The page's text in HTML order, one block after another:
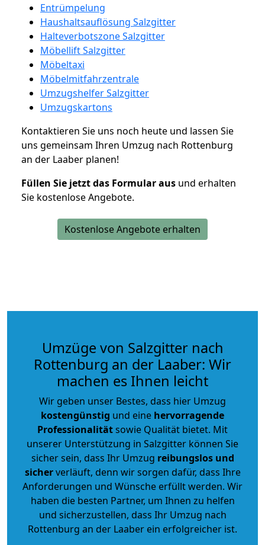
Entrümpelung
Haushaltsauflösung Salzgitter
Halteverbotszone Salzgitter
Möbellift Salzgitter
Möbeltaxi
Möbelmitfahrzentrale
Umzugshelfer Salzgitter
Umzugskartons
Kontaktieren Sie uns noch heute und lassen Sie
uns gemeinsam Ihren Umzug nach Rottenburg
an der Laaber planen!
Füllen Sie jetzt das Formular aus und erhalten
Sie kostenlose Angebote.
Kostenlose Angebote erhalten
Umzüge von Salzgitter nach
Rottenburg an der Laaber: Wir
machen es Ihnen leicht
Wir geben unser Bestes, dass hier Umzug
kostengünstig und eine hervorragende
Professionalitätsowie Qualität bietet. Mit
unserer Unterstützung in Salzgitter können Sie
sicher sein, dass Ihr Umzug reibungslos und
sicherverläuft, denn wir sorgen dafür, dass Ihre
Anforderungen und Wünsche erfüllt werden. Wir
haben die besten Partner, um Ihnen zu helfen
und sicherzustellen, dass Ihr Umzug nach
Rottenburg an der Laaber ein erfolgreicher ist.